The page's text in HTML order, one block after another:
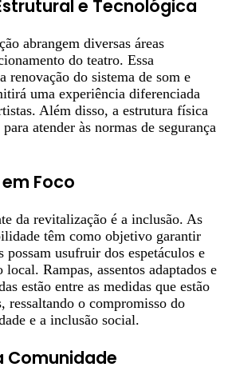
e Tecnológica
abrangem diversas áreas
do teatro. Essa
renovação do sistema de som e
uma experiência diferenciada
Além disso, a estrutura física
atender às normas de segurança
Foco
da revitalização é a inclusão. As
têm como objetivo garantir
possam usufruir dos espetáculos e
Rampas, assentos adaptados e
estão entre as medidas que estão
ressaltando o compromisso do
e a inclusão social.
Comunidade